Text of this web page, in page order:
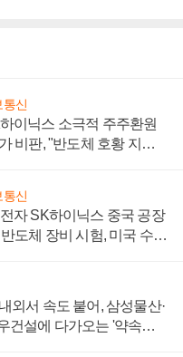
통신
이닉스 소극적 주주환원
비판, "반도체 호황 지속
통신
자 SK하이닉스 중국 공장
도체 장비 시험, 미국 수출
외서 속도 붙어, 삼성물산·
건설에 다가오는 '약속의